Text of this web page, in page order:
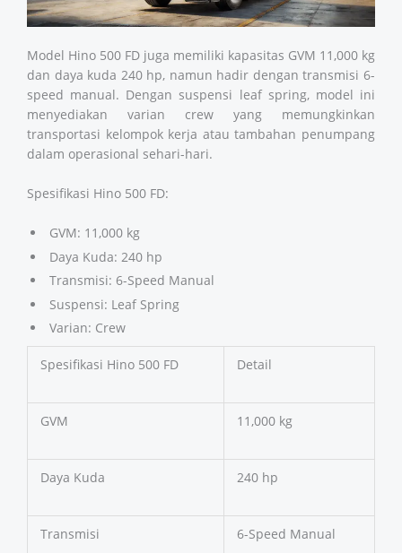
Model Hino 500 FD juga memiliki kapasitas GVM 11,000 kg
dan daya kuda 240 hp, namun hadir dengan transmisi 6-
speed manual. Dengan suspensi leaf spring, model ini
menyediakan varian crew yang memungkinkan
transportasi kelompok kerja atau tambahan penumpang
dalam operasional sehari-hari.
Spesifikasi Hino 500 FD:
GVM: 11,000 kg
Daya Kuda: 240 hp
Transmisi: 6-Speed Manual
Suspensi: Leaf Spring
Varian: Crew
Spesifikasi Hino 500 FD Detail
GVM 11,000 kg
Daya Kuda 240 hp
Transmisi 6-Speed Manual